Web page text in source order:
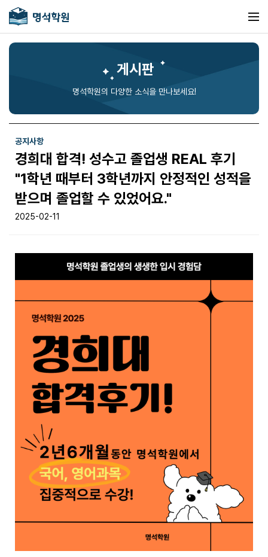
게시판
명석학원의 다양한 소식을 만나보세요!
공지사항
경희대 합격! 성수고 졸업생 REAL 후기
"1학년 때부터 3학년까지 안정적인 성적을
받으며 졸업할 수 있었어요."
2025-02-11